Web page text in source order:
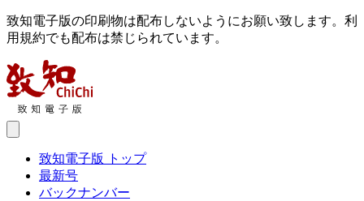
致知電子版の印刷物は配布しないようにお願い致します。利
用規約でも配布は禁じられています。
致知電子版 トップ
最新号
バックナンバー